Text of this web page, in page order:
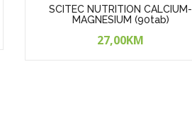
SCITEC NUTRITION CALCIUM-
MAGNESIUM (90tab)
27,00KM